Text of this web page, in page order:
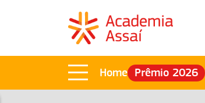
Home Prêmio 2026